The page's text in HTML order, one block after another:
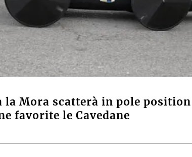
la Mora scatterà in pole
favorite le Cavedane